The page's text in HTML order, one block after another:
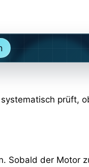
prüft,
Sobald der Motor